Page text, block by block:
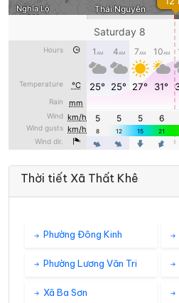
Thời tiết Xã Thất Khê
Phường Đông Kinh
Phường Lương Văn Tri
Xã Ba Sơn